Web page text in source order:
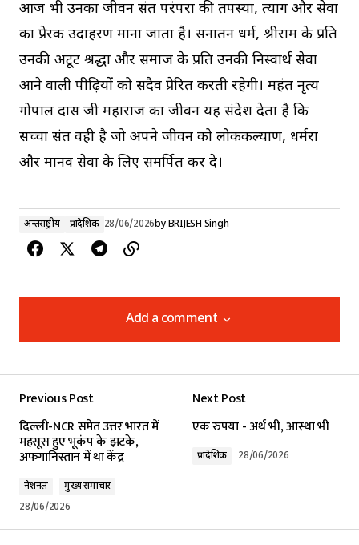
आज भी उनका जीवन संत परंपरा की तपस्या, त्याग और सेवा
का प्रेरक उदाहरण माना जाता है। सनातन धर्म, श्रीराम के प्रति
उनकी अटूट श्रद्धा और समाज के प्रति उनकी निस्वार्थ सेवा
आने वाली पीढ़ियों को सदैव प्रेरित करती रहेगी। महंत नृत्य
गोपाल दास जी महाराज का जीवन यह संदेश देता है कि
सच्चा संत वही है जो अपने जीवन को लोककल्याण, धर्मरक्षा
और मानव सेवा के लिए समर्पित कर दे।
अन्तर्राष्ट्रीय प्रादेशिक 28/06/2026by BRIJESH Singh
Add a comment
Add a comment
Required fields are marked*
Previous Post
दिल्ली-NCR समेत उत्तर भारत में
महसूस हुए भूकंप के झटके,
अफगानिस्तान में था केंद्र
नेशनल
मुख्य समाचार
28/06/2026
Next Post
एक रुपया - अर्थ भी, आस्था भी
प्रादेशिक 28/06/2026